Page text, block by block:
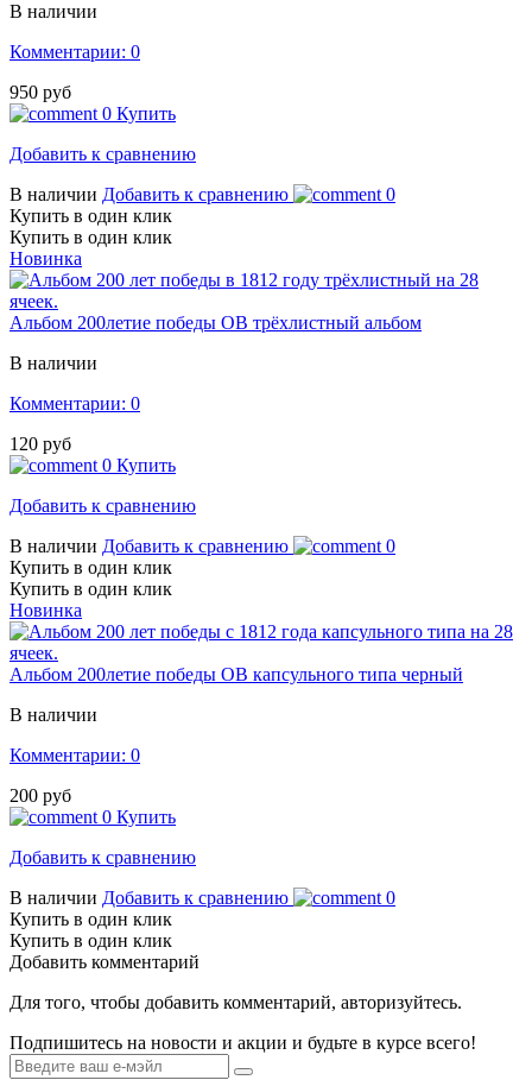
В наличии
Комментарии: 0
950 руб
0 Купить
Добавить к сравнению
В наличии Добавить к сравнению
0
Купить в один клик
Купить в один клик
Новинка
Альбом 200летие победы ОВ трёхлистный альбом
В наличии
Комментарии: 0
120 руб
0 Купить
Добавить к сравнению
В наличии Добавить к сравнению
0
Купить в один клик
Купить в один клик
Новинка
Альбом 200летие победы ОВ капсульного типа черный
В наличии
Комментарии: 0
200 руб
0 Купить
Добавить к сравнению
В наличии Добавить к сравнению
0
Купить в один клик
Купить в один клик
Добавить комментарий
Для того, чтобы добавить комментарий, авторизуйтесь.
Подпишитесь на новости и акции и будьте в курсе всего!